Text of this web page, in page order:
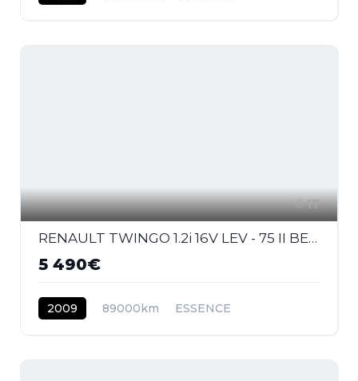
17
RENAULT TWINGO 1.2i 16V LEV - 75 II BERLINE Authentique PHASE 1
5 490€
2009 89000km ESSENCE